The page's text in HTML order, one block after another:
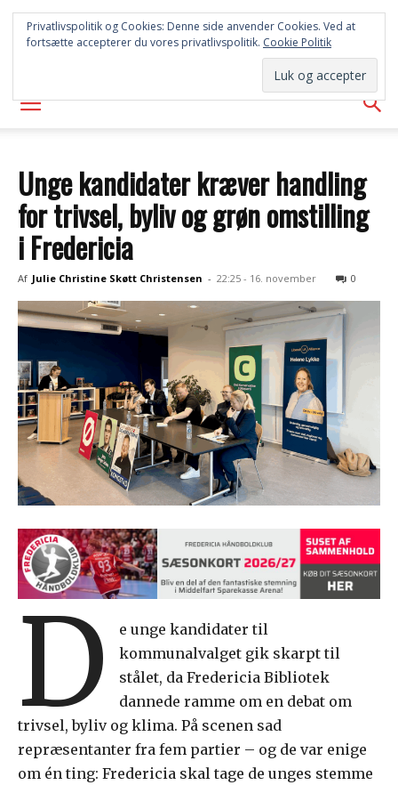
FREDERICIA
AVISEN
Unge kandidater kræver handling
for trivsel, byliv og grøn omstilling
i Fredericia
Af Julie Christine Skøtt Christensen - 22:25 - 16. november 0
D
e unge kandidater til
kommunalvalget gik skarpt til
stålet, da Fredericia Bibliotek
dannede ramme om en debat om
trivsel, byliv og klima. På scenen sad
repræsentanter fra fem partier – og de var enige
om én ting: Fredericia skal tage de unges stemme
Privatlivspolitik og Cookies: Denne side anvender Cookies. Ved at
fortsætte accepterer du vores privatlivspolitik. Cookie Politik